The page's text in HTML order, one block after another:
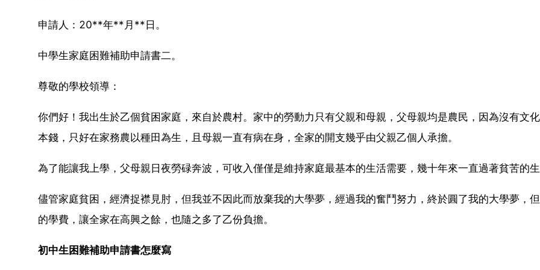
申請人：20**年**月**日。
中學生家庭困難補助申請書二。
尊敬的學校領導：
你們好！我出生於乙個貧困家庭，來自於農村。家中的勞動力只有父親和母親，父母親均是農民，因為沒有文
本錢，只好在家務農以種田為生，且母親一直有病在身，全家的開支幾乎由父親乙個人承擔。
為了能讓我上學，父母親日夜勞碌奔波，可收入僅僅是維持家庭最基本的生活需要，幾十年來一直過著貧苦的生
儘管家庭貧困，經濟捉襟見肘，但我並不因此而放棄我的大學夢，經過我的奮鬥努力，終於圓了我的大學夢，
的學費，讓全家在高興之餘，也隨之多了乙份負擔。
初中生困難補助申請書怎麼寫